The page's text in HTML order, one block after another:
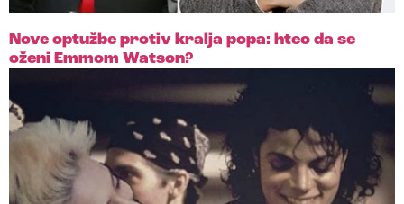
Nove optužbe protiv kralja popa: hteo da se
oženi Emmom Watson?